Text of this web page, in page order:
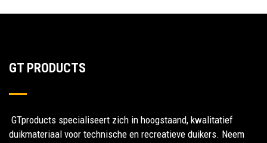
GT PRODUCTS
GTproducts specialiseert zich in hoogstaand, kwalitatief
duikmateriaal voor technische en recreatieve duikers. Neem